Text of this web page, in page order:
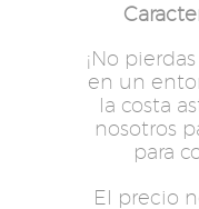
¡No
en un
la costa
nosotros
para
El precio